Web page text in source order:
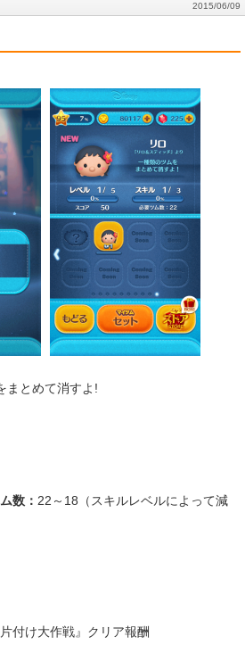
2015/06/09
まとめて消すよ!
数： 22～18（スキルレベルによって減
付け大作戦』クリア報酬